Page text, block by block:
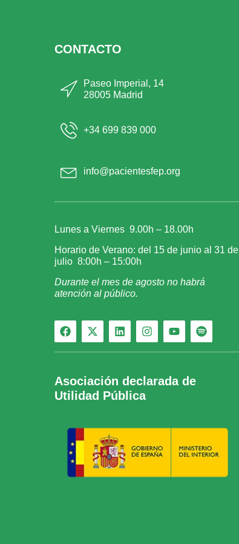
CONTACTO
Paseo Imperial, 14
28005 Madrid
+34 699 839 000
info@pacientesfep.org
Lunes a Viernes 9.00h – 18.00h
Horario de Verano: del 15 de junio al 31 de
julio 8:00h – 15:00h
Durante el mes de agosto no habrá
atención al público.
Asociación declarada de
Utilidad Pública